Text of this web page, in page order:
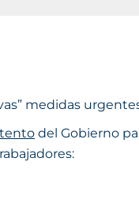
medidas
del Gobierno